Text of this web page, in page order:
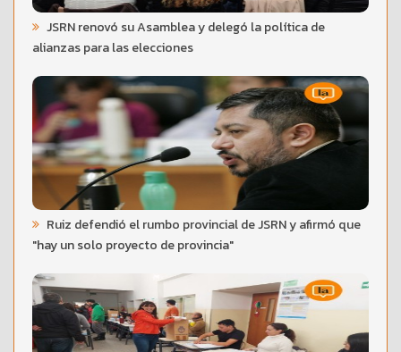
JSRN renovó su Asamblea y delegó la política de
alianzas para las elecciones
Ruiz defendió el rumbo provincial de JSRN y afirmó que
"hay un solo proyecto de provincia"